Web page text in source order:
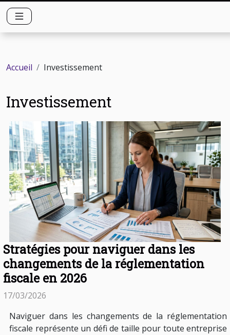
Accueil Investissement
Investissement
Stratégies pour naviguer dans les
changements de la réglementation
fiscale en 2026
17/03/2026
Naviguer dans les changements de la réglementation
fiscale représente un défi de taille pour toute entreprise